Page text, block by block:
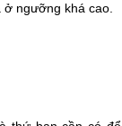
ngưỡng khá cao.